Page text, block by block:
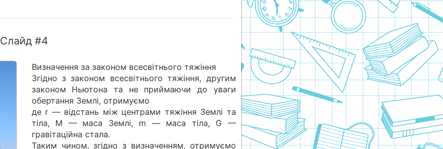
Слайд #4
Визначення за законом всесвітнього тяжіння
Згідно з законом всесвітнього тяжіння, другим
законом Ньютона та не приймаючи до уваги
обертання Землі, отримуємо
де r — відстань між центрами тяжіння Землі та
тіла, M — маса Землі, m — маса тіла, G —
гравітаційна стала.
Таким чином, згідно з визначенням, отримуємо